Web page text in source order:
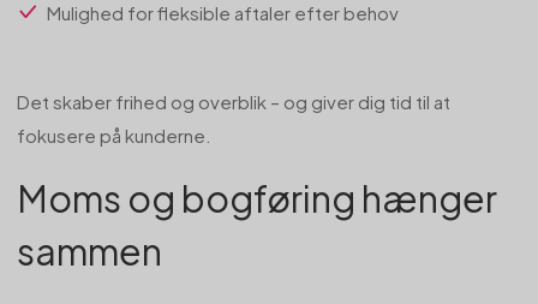
Mulighed for fleksible aftaler efter behov
Det skaber frihed og overblik – og giver dig tid til at
fokusere på kunderne.
Moms og bogføring hænger
sammen